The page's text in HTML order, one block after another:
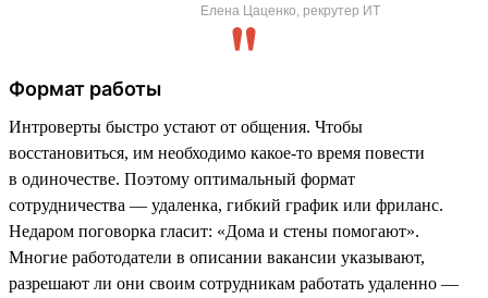
Елена Цаценко, рекрутер ИТ
Формат работы
Интроверты быстро устают от общения. Чтобы
восстановиться, им необходимо какое-то время повести
в одиночестве. Поэтому оптимальный формат
сотрудничества — удаленка, гибкий график или фриланс.
Недаром поговорка гласит: «Дома и стены помогают».
Многие работодатели в описании вакансии указывают,
разрешают ли они своим сотрудникам работать удаленно —